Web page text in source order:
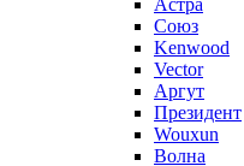
Астра
Союз
Kenwood
Vector
Аргут
Президент
Wouxun
Волна